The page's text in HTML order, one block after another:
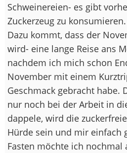
Schweinereien- es gibt
Zuckerzeug zu konsumieren.
Dazu kommt, dass der
wird- eine lange Reise ans
nachdem ich mich schon
November mit einem
Geschmack gebracht habe.
nur noch bei der Arbeit in
dappele, wird die
Hürde sein und mir einfach
Fasten möchte ich nochmal